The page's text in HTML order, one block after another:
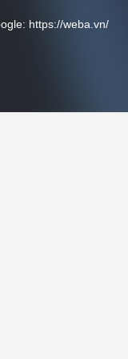
https://weba.vn/